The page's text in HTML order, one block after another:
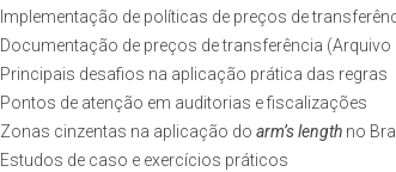
Implementação de políticas de preços de
Documentação de preços de transferência (Arquivo
Principais desafios na aplicação prática das regras
Pontos de atenção em auditorias e fiscalizações
Zonas cinzentas na aplicação do arm’s length no
Estudos de caso e exercícios práticos